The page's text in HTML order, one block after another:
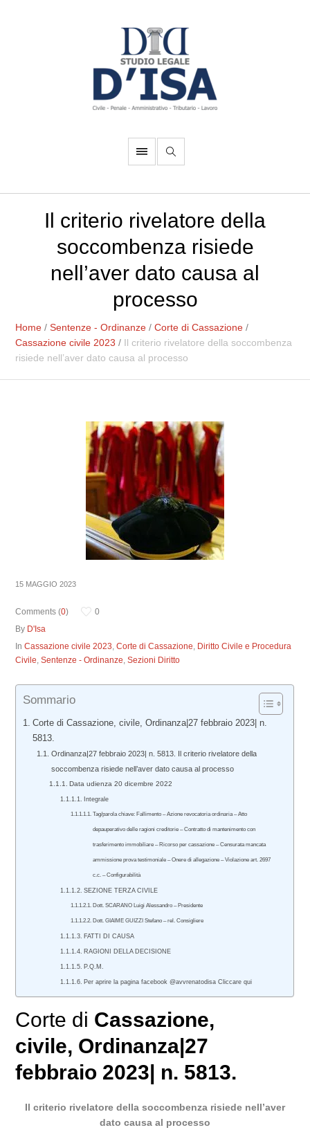
Il criterio rivelatore della
soccombenza risiede
nell’aver dato causa al
processo
Home /Sentenze - Ordinanze /Corte di Cassazione /
Cassazione civile 2023 / Il criterio rivelatore della soccombenza
risiede nell’aver dato causa al processo
15 MAGGIO 2023
Comments (0)
0
By D'Isa
InCassazione civile 2023,Corte di Cassazione, Diritto Civile e Procedura
Civile,Sentenze - Ordinanze,Sezioni Diritto
Sommario
Corte di Cassazione, civile, Ordinanza|27 febbraio 2023| n.
5813.
Ordinanza|27 febbraio 2023| n. 5813. Il criterio rivelatore della
soccombenza risiede nell’aver dato causa al processo
Data udienza 20 dicembre 2022
Integrale
Tag/parola chiave: Fallimento – Azione revocatoria ordinaria – Atto
depauperativo delle ragioni creditorie – Contratto di mantenimento con
trasferimento immobiliare – Ricorso per cassazione – Censurata mancata
ammissione prova testimoniale – Onere di allegazione – Violazione art. 2697
c.c. – Configurabilità
SEZIONE TERZA CIVILE
Dott. SCARANO Luigi Alessandro – Presidente
Dott. GIAIME GUIZZI Stefano – rel. Consigliere
FATTI DI CAUSA
RAGIONI DELLA DECISIONE
P.Q.M.
Per aprire la pagina facebook @avvrenatodisa Cliccare qui
Corte di Cassazione,
civile, Ordinanza|27
febbraio 2023| n. 5813.
Il criterio rivelatore della soccombenza risiede nell’aver
dato causa al processo